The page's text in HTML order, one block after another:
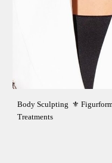
Body Sculpting ⚜️
Treatments